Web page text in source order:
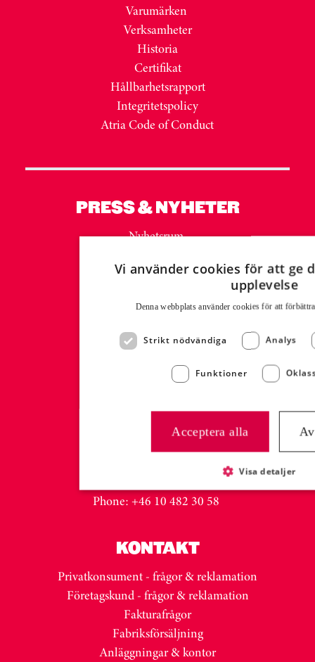
Varumärken
Verksamheter
Historia
Certifikat
Hållbarhetsrapport
Integritetspolicy
Atria Code of Conduct
PRESS & NYHETER
Nyhetsrum
Presskontakt:
Communications Manager
malin.westling@atria.com
+46 (0)73 332 31 26
Export Contact:
Malin Gröneberg
malin.groneberg@atria.com
Phone: +46 10 482 30 58
KONTAKT
Privatkonsument - frågor & reklamation
Företagskund - frågor & reklamation
Fakturafrågor
Fabriksförsäljning
Anläggningar & kontor
Vi använder cookies för att ge
upplevelse
Denna webbplats använder cookies för att
Strikt nödvändiga Analys
Funktioner
Acceptera alla
Visa detaljer